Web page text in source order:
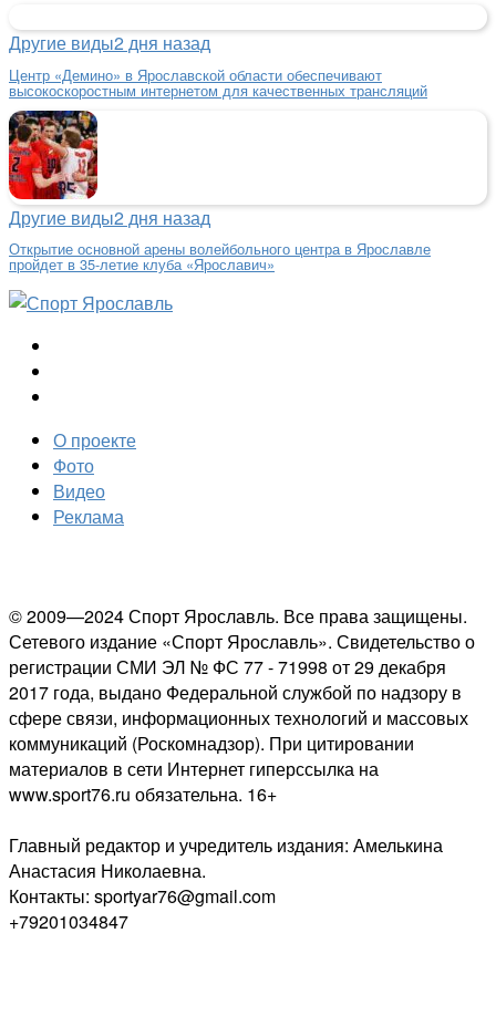
Другие виды2 дня назад
Центр «Демино» в Ярославской области обеспечивают
высокоскоростным интернетом для качественных трансляций
Другие виды2 дня назад
Открытие основной арены волейбольного центра в Ярославле
пройдет в 35-летие клуба «Ярославич»
О проекте
Фото
Видео
Реклама
© 2009—2024 Спорт Ярославль. Все права защищены.
Сетевого издание «Спорт Ярославль». Свидетельство о
регистрации СМИ ЭЛ № ФС 77 - 71998 от 29 декабря
2017 года, выдано Федеральной службой по надзору в
сфере связи, информационных технологий и массовых
коммуникаций (Роскомнадзор). При цитировании
материалов в сети Интернет гиперссылка на
www.sport76.ru обязательна. 16+
Главный редактор и учредитель издания: Амелькина
Анастасия Николаевна.
Контакты: sportyar76@gmail.com
+79201034847